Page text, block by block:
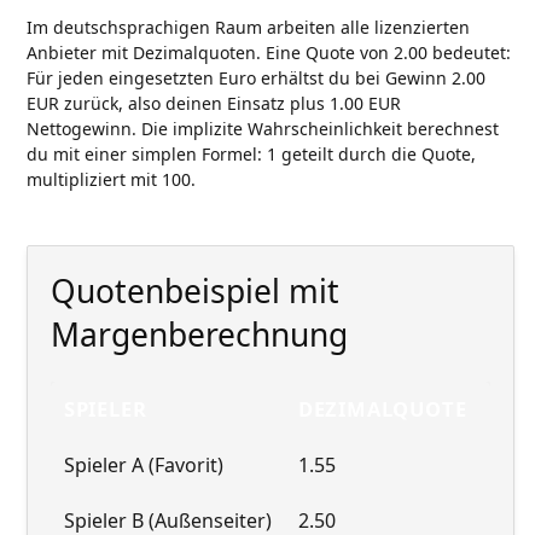
Im deutschsprachigen Raum arbeiten alle lizenzierten
Anbieter mit Dezimalquoten. Eine Quote von 2.00 bedeutet:
Für jeden eingesetzten Euro erhältst du bei Gewinn 2.00
EUR zurück, also deinen Einsatz plus 1.00 EUR
Nettogewinn. Die implizite Wahrscheinlichkeit berechnest
du mit einer simplen Formel: 1 geteilt durch die Quote,
multipliziert mit 100.
Quotenbeispiel mit
Margenberechnung
Spieler A (Favorit) 1.55
Spieler B (Außenseiter) 2.50